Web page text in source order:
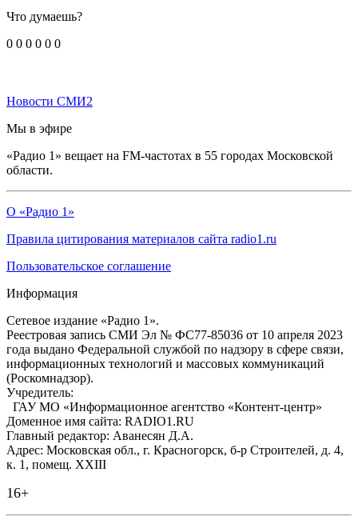
Что думаешь?
0 0 0 0 0 0
Новости СМИ2
Мы в эфире
«Радио 1» вещает на FM-частотах в 55 городах Московской
области.
О «Радио 1»
Правила цитирования материалов сайта radio1.ru
Пользовательское соглашение
Информация
Сетевое издание «Радио 1».
Реестровая запись СМИ Эл № ФС77-85036 от 10 апреля 2023
года выдано Федеральной службой по надзору в сфере связи,
информационных технологий и массовых коммуникаций
(Роскомнадзор).
Учредитель:
ГАУ МО «Информационное агентство «Контент-центр»
Доменное имя сайта: RADIO1.RU
Главный редактор: Аванесян Д.А.
Адрес: Московская обл., г. Красногорск, б-р Строителей, д. 4,
к. 1, помещ. XXIII
16+